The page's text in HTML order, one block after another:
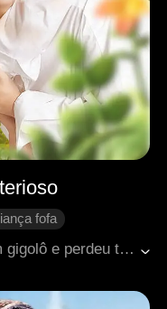
fofa
Por acidente, ela dormiu com um gigolô e perdeu tudo. Seis anos depois, ela voltou com sua criança e ficou totalmente surpresa quando encontrou novamente aquele gigolô, pai biológico de sua criança. Será que ele era na verdade um CEO?